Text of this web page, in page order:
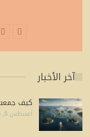
آخر الأخبار
كيف جمعت
أغسطس 8, 2026